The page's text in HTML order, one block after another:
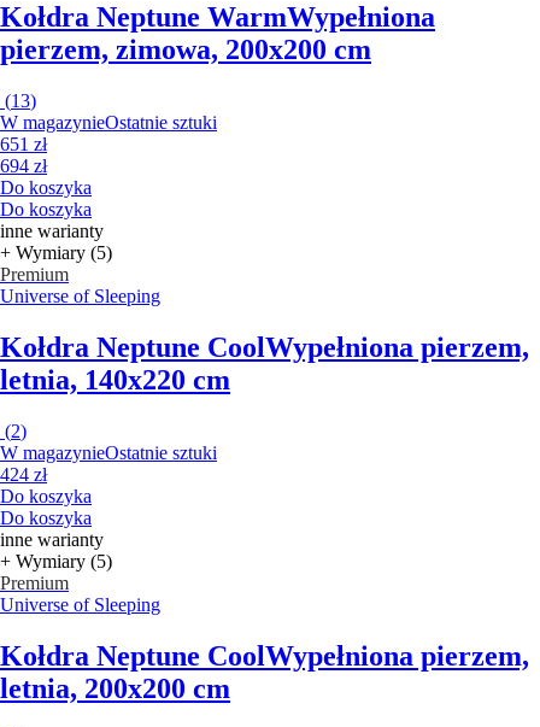
Kołdra Neptune WarmWypełniona
pierzem, zimowa, 200x200 cm
(13)
W magazynieOstatnie sztuki
651 zł
694 zł
Do koszyka
Do koszyka
inne warianty
+ Wymiary (5)
Premium
Universe of Sleeping
Kołdra Neptune CoolWypełniona pierzem,
letnia, 140x220 cm
(2)
W magazynieOstatnie sztuki
424 zł
Do koszyka
Do koszyka
inne warianty
+ Wymiary (5)
Premium
Universe of Sleeping
Kołdra Neptune CoolWypełniona pierzem,
letnia, 200x200 cm